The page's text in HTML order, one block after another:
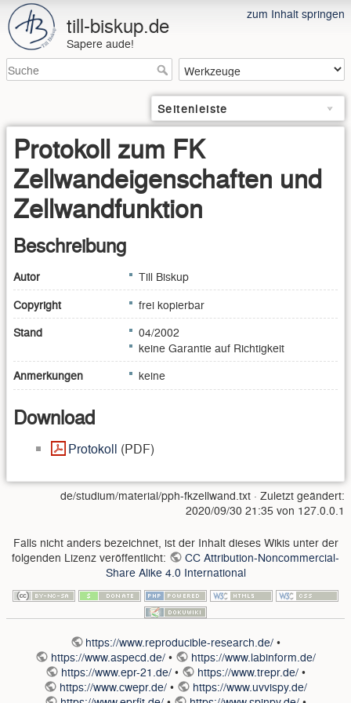
zum Inhalt springen
till-biskup.de
Sapere aude!
Seitenleiste
Protokoll zum FK
Zellwandeigenschaften und
Zellwandfunktion
Beschreibung
Autor
Till Biskup
Copyright
frei kopierbar
Stand
04/2002
keine Garantie auf Richtigkeit
Anmerkungen
keine
Download
Protokoll (PDF)
de/studium/material/pph-fkzellwand.txt · Zuletzt geändert:
2020/09/30 21:35 von 127.0.0.1
Falls nicht anders bezeichnet, ist der Inhalt dieses Wikis unter der
folgenden Lizenz veröffentlicht:
CC Attribution-Noncommercial-
Share Alike 4.0 International
https://www.reproducible-research.de/ •
https://www.aspecd.de/ •
https://www.labinform.de/
https://www.epr-21.de/ • https://www.trepr.de/•
https://www.cwepr.de/ •
https://www.uvvispy.de/